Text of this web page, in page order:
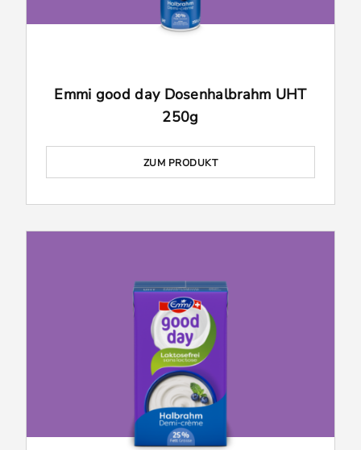
Emmi good day Dosenhalbrahm UHT
250g
ZUM PRODUKT